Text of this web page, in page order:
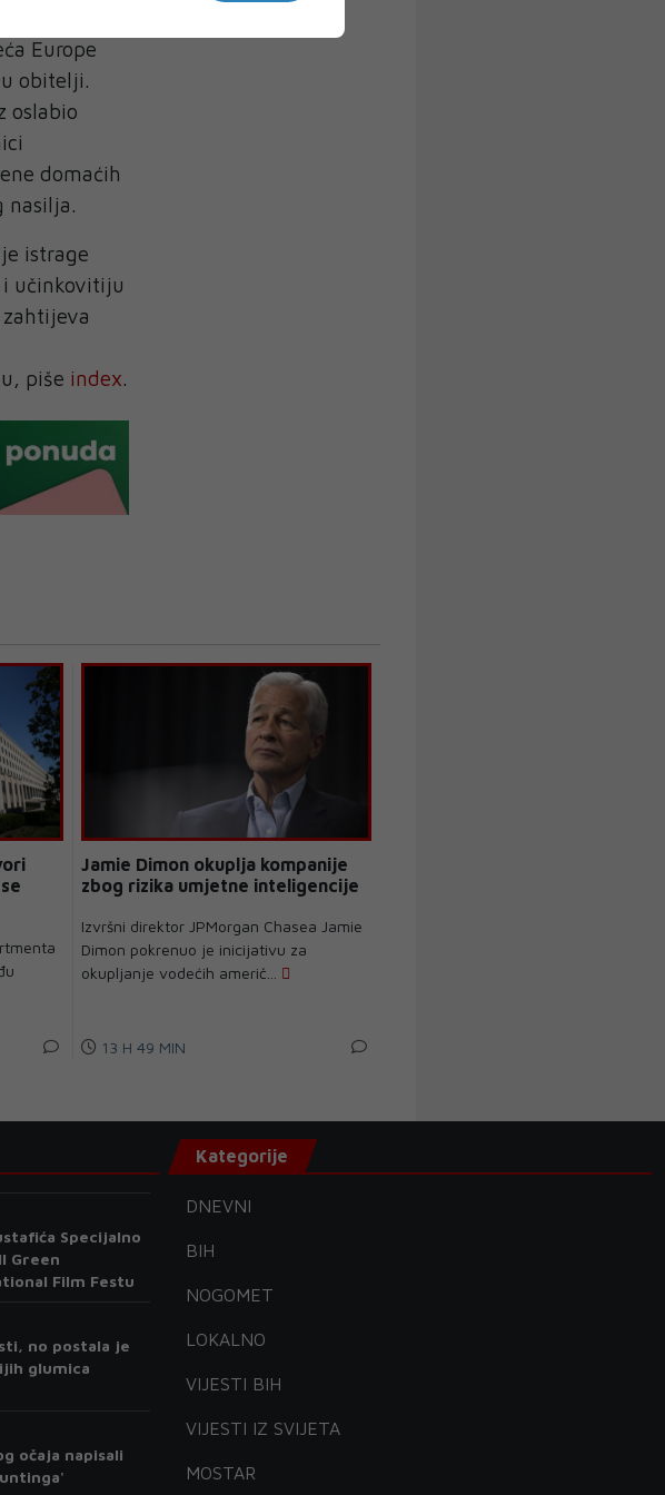
istupila
Europe
obitelji.
oslabio
domaćih
nasilja.
istrage
učinkovitiju
piše index.
Jamie Dimon okuplja kompanije
zbog rizika umjetne inteligencije
Izvršni direktor JPMorgan Chasea Jamie
Dimon pokrenuo je inicijativu za
okupljanje vodećih američ...
13 H 49 MIN
Specijalno
Green
Film Festu
no postala je
glumica
očaja napisali
Kategorije
DNEVNI
BIH
NOGOMET
LOKALNO
VIJESTI BIH
VIJESTI IZ SVIJETA
MOSTAR